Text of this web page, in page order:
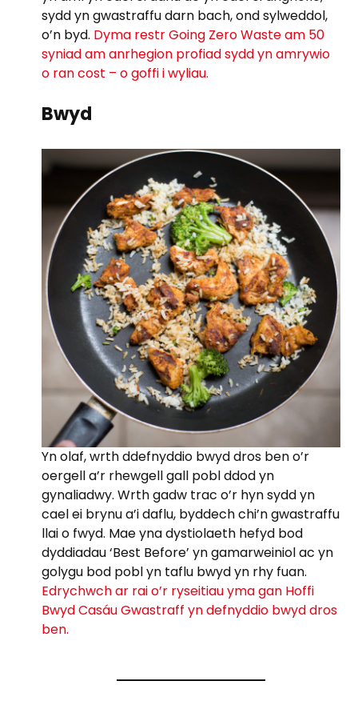
sydd yn gwastraffu darn bach, ond sylweddol,
o’n byd. Dyma restr Going Zero Waste am 50
syniad am anrhegion profiad sydd yn amrywio
o ran cost – o goffi i wyliau.
Bwyd
Yn olaf, wrth ddefnyddio bwyd dros ben o’r
oergell a’r rhewgell gall pobl ddod yn
gynaliadwy. Wrth gadw trac o’r hyn sydd yn
cael ei brynu a’i daflu, byddech chi’n gwastraffu
llai o fwyd. Mae yna dystiolaeth hefyd bod
dyddiadau ‘Best Before’ yn gamarweiniol ac yn
golygu bod pobl yn taflu bwyd yn rhy fuan.
Edrychwch ar rai o’r ryseitiau yma gan Hoffi
Bwyd Casáu Gwastraff yn defnyddio bwyd dros
ben.